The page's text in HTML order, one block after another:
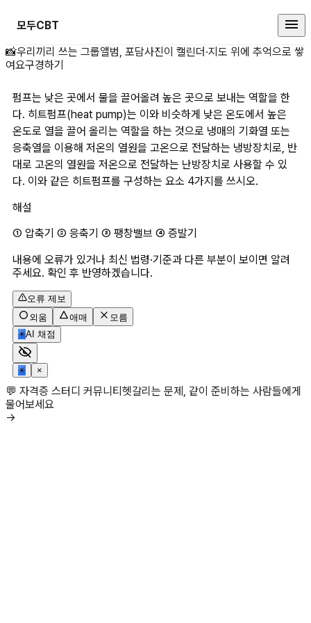
모두CBT
펌프는 낮은 곳에서 물을 끌어올
📸우리끼리 쓰는 그룹앨범, 포담사진이 캘린더·지도 위에 추억으로 쌓
여요구경하기
펌프는 낮은 곳에서 물을 끌어올려 높은 곳으로 보내는 역할을 한
다. 히트펌프(heat pump)는 이와 비슷하게 낮은 온도에서 높은
온도로 열을 끌어 올리는 역할을 하는 것으로 냉매의 기화열 또는
응축열을 이용해 저온의 열원을 고온으로 전달하는 냉방장치로, 반
대로 고온의 열원을 저온으로 전달하는 난방장치로 사용할 수 있
다. 이와 같은 히트펌프를 구성하는 요소 4가지를 쓰시오.
해설
① 압축기 ② 응축기 ③ 팽창밸브 ④ 증발기
내용에 오류가 있거나 최신 법령·기준과 다른 부분이 보이면 알려
주세요. 확인 후 반영하겠습니다.
오류 제보
외움
애매
모름
✳AI 채점
✳ ×
💬 자격증 스터디 커뮤니티헷갈리는 문제, 같이 준비하는 사람들에게
물어보세요
→